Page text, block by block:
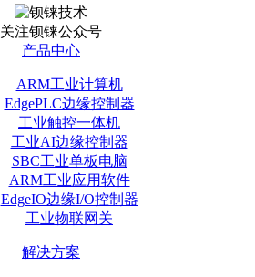
关注钡铼公众号
产品中心
ARM工业计算机
EdgePLC边缘控制器
工业触控一体机
工业AI边缘控制器
SBC工业单板电脑
ARM工业应用软件
EdgeIO边缘I/O控制器
工业物联网关
解决方案